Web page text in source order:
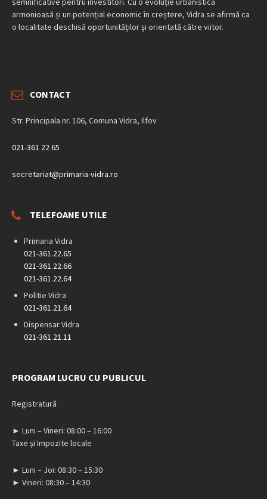
armonioasă și un potențial economic în creștere, Vidra se afirmă ca
o localitate deschisă oportunităților și orientată către viitor.
CONTACT
Str. Principala nr. 106, Comuna Vidra, Ilfov
021-361 22 65
secretariat@primaria-vidra.ro
TELEFOANE UTILE
Primaria Vidra
021-361.22.65
021-361.22.66
021-361.22.64
Politie Vidra
021-361.21.64
Dispensar Vidra
021-361.21.11
PROGRAM LUCRU CU PUBLICUL
Registratură
► Luni – Vineri: 08:00 – 16:00
Taxe și Impozite locale
► Luni – Joi: 08:30 – 15:30
► Vineri: 08:30 – 14:30